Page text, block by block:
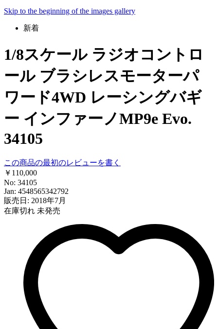
Skip to the beginning of the images gallery
新着
1/8スケール ラジオコントロ
ール ブラシレスモーターパ
ワード4WD レーシングバギ
ー インファーノMP9e Evo.
34105
この商品の最初のレビューを書く
￥110,000
No: 34105
Jan: 4548565342792
販売日: 2018年7月
在庫切れ 未発売